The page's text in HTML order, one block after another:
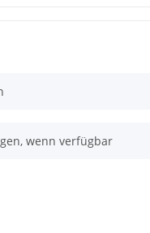
wenn verfügbar